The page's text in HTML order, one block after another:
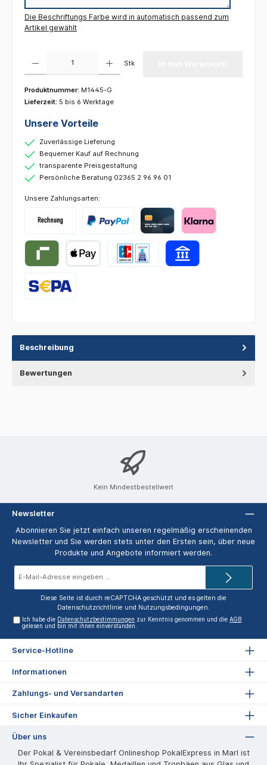
Die Beschriftungs Farbe wird in automatisch passend zum
Artikel gewählt
Stk
Produktnummer: M1445-G
Lieferzeit: 5 bis 6 Werktage
Unsere Vorteile
Zuverlässige Lieferung
Bequemer Kauf auf Rechnung
transparente Preisgestaltung
Persönliche Beratung 02365 2 96 96 01
Unsere Zahlungsarten:
Beschreibung
Bewertungen
Kein Mindestbestellwert
Newsletter
Abonnieren Sie jetzt einfach unseren regelmäßig erscheinenden
Newsletter und Sie werden stets unter den Ersten sein, über neue
Produkte und Angebote informiert werden.
Diese Seite ist durch reCAPTCHA geschützt und es gelten die
Datenschutzrichtlinie und Nutzungsbedingungen.
Ich habe die Datenschutzbestimmungen zur Kenntnis genommen und dieAGB
gelesen und bin mit ihnen einverstanden.
Service-Hotline
Informationen
Zahlungs- und Versandarten
Sicher Einkaufen
Über uns
Der Pokal & Vereinsbedarf Onlineshop PokalExpress in Marl ist